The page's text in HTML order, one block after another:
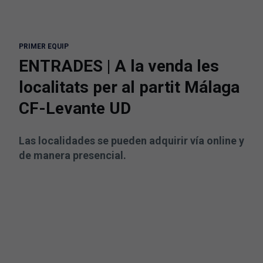
PRIMER EQUIP
ENTRADES | A la venda les
localitats per al partit Málaga
CF-Levante UD
Las localidades se pueden adquirir vía online y
de manera presencial.